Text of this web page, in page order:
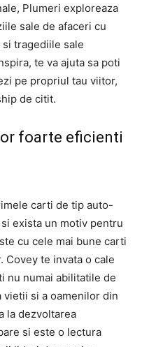
Plumeri exploreaza
sale de afaceri cu
tragediile sale
te va ajuta sa poti
pe propriul tau viitor,
de citit.
foarte eficienti
carti de tip auto-
exista un motiv pentru
cu cele mai bune carti
te invata o cale
nu numai abilitatile de
si a oamenilor din
la dezvoltarea
si este o lectura